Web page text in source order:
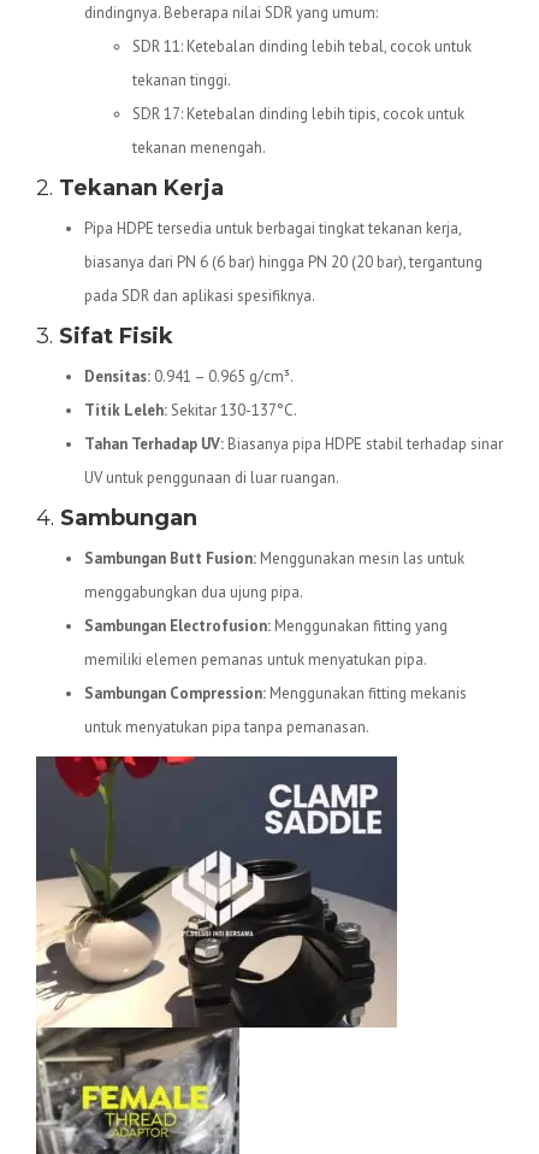
dindingnya. Beberapa nilai SDR yang umum:
SDR 11: Ketebalan dinding lebih tebal, cocok untuk
tekanan tinggi.
SDR 17: Ketebalan dinding lebih tipis, cocok untuk
tekanan menengah.
2. Tekanan Kerja
Pipa HDPE tersedia untuk berbagai tingkat tekanan kerja,
biasanya dari PN 6 (6 bar) hingga PN 20 (20 bar), tergantung
pada SDR dan aplikasi spesifiknya.
3. Sifat Fisik
Densitas: 0.941 – 0.965 g/cm³.
Titik Leleh:Sekitar 130-137°C.
Tahan Terhadap UV: Biasanya pipa HDPE stabil terhadap sinar
UV untuk penggunaan di luar ruangan.
4. Sambungan
Sambungan Butt Fusion: Menggunakan mesin las untuk
menggabungkan dua ujung pipa.
Sambungan Electrofusion: Menggunakan fitting yang
memiliki elemen pemanas untuk menyatukan pipa.
Sambungan Compression: Menggunakan fitting mekanis
untuk menyatukan pipa tanpa pemanasan.